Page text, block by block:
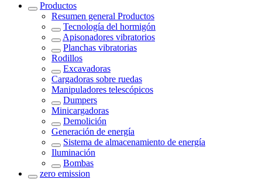
Productos
Resumen general Productos
Tecnología del hormigón
Apisonadores vibratorios
Planchas vibratorias
Rodillos
Excavadoras
Cargadoras sobre ruedas
Manipuladores telescópicos
Dumpers
Minicargadoras
Demolición
Generación de energía
Sistema de almacenamiento de energía
Iluminación
Bombas
zero emission